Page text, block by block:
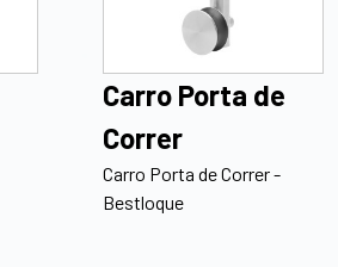
Carro Porta de
Correr
Carro Porta de Correr -
Bestloque